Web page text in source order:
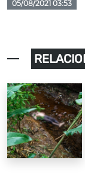
05/08/2021 03:53